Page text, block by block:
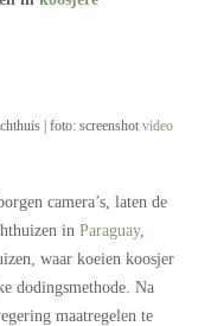
| foto: screenshot video
camera’s, laten de
in Paraguay,
waar koeien koosjer
dodingsmethode. Na
maatregelen te